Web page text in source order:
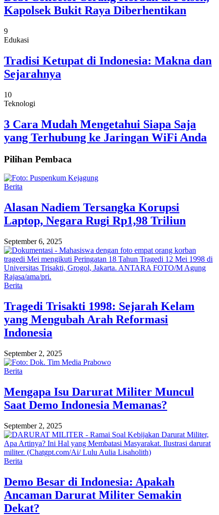
Kapolsek Bukit Raya Diberhentikan
9
Edukasi
Tradisi Ketupat di Indonesia: Makna dan
Sejarahnya
10
Teknologi
3 Cara Mudah Mengetahui Siapa Saja
yang Terhubung ke Jaringan WiFi Anda
Pilihan Pembaca
Berita
Alasan Nadiem Tersangka Korupsi
Laptop, Negara Rugi Rp1,98 Triliun
September 6, 2025
Berita
Tragedi Trisakti 1998: Sejarah Kelam
yang Mengubah Arah Reformasi
Indonesia
September 2, 2025
Berita
Mengapa Isu Darurat Militer Muncul
Saat Demo Indonesia Memanas?
September 2, 2025
Berita
Demo Besar di Indonesia: Apakah
Ancaman Darurat Militer Semakin
Dekat?